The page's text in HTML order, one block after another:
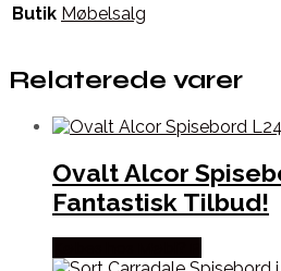
Butik Møbelsalg
Relaterede varer
Ovalt Alcor
Fantastisk Tilbud!